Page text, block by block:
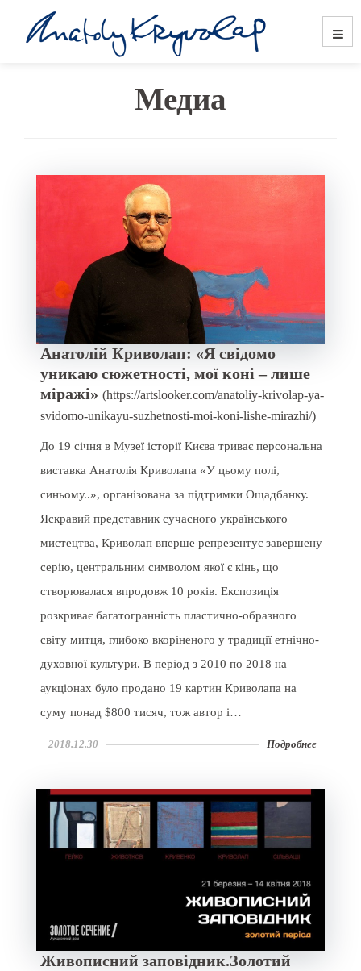
Медиа
Анатолій Криволап: «Я свідомо
уникаю сюжетності, мої коні – лише
міражі» (https://artslooker.com/anatoliy-krivolap-ya-
svidomo-unikayu-suzhetnosti-moi-koni-lishe-mirazhi/)
До 19 січня в Музеї історії Києва триває персональна
виставка Анатолія Криволапа «У цьому полі,
синьому..», організована за підтримки Ощадбанку.
Яскравий представник сучасного українського
мистецтва, Криволап вперше репрезентує завершену
серію, центральним символом якої є кінь, що
створювалася впродовж 10 років. Експозиція
розкриває багатогранність пластично-образного
світу митця, глибоко вкоріненого у традиції етнічно-
духовної культури. В період з 2010 по 2018 на
аукціонах було продано 19 картин Криволапа на
суму понад $800 тисяч, тож автор і…
2018.12.30 Подробнее
Живописний заповідник.Золотий